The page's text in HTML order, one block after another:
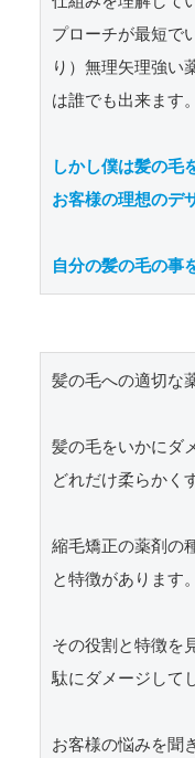
プローチが最短で
り）無理矢理強い
は誰でも出来ます。
しかし僕は髪の毛
お客様の理想のデ
自分の髪の毛の事
髪の毛への適切な
髪の毛をいかにダ
どれだけ柔らかく
縮毛矯正の薬剤の
と特徴があります。
その役割と特徴を
駄にダメージして
お客様の悩みを聞